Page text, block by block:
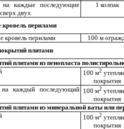
на каждые последующие
двух
1 колпак
перилами
кровель перилами
100 м
плитами
плитами из пенопласта
100 м2
покрытия
на каждый последующий 100 м2
покрытия
плитами из минеральной ваты или
100 м2
покрытия